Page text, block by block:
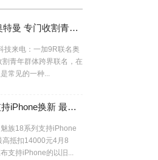
科技来电：一加9R联名奥特曼 专门收割青年群体
技来电：一加9R联名奥
割青年群体跨界联名，在
常见的一种...
科技来电：魅族18系列支持iPhone换新 最高抵扣14000元
族18系列支持iPhone
高抵扣14000元4月8
支持iPhone的以旧...